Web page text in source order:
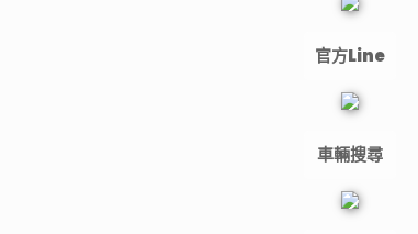
官方Line
車輛搜尋